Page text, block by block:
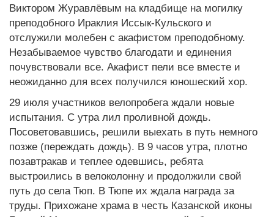
Виктором Журавлёвым на кладбище на могилку
преподобного Ираклия Иссык-Кульского и
отслужили молебен с акафистом преподобному.
Незабываемое чувство благодати и единения
почувствовали все. Акафист пели все вместе и
неожиданно для всех получился юношеский хор.
29 июля участников велопробега ждали новые
испытания. С утра лил проливной дождь.
Посоветовавшись, решили выехать в путь немного
позже (переждать дождь). В 9 часов утра, плотно
позавтракав и теплее одевшись, ребята
выстроились в велоколонну и продолжили свой
путь до села Тюп. В Тюпе их ждала награда за
труды. Прихожане храма в честь Казанской иконы